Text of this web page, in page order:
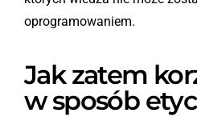
oprogramowaniem.
Jak zatem
w sposób